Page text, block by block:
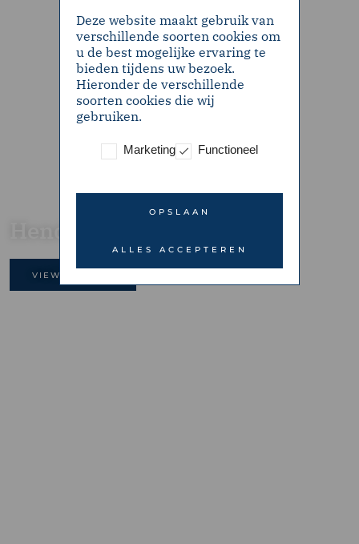
VIEW GALLERY
Deze website maakt gebruik van
verschillende soorten cookies om
u de best mogelijke ervaring te
bieden tijdens uw bezoek.
Hieronder de verschillende
soorten cookies die wij
gebruiken.
Marketing Functioneel
OPSLAAN
ALLES ACCEPTEREN